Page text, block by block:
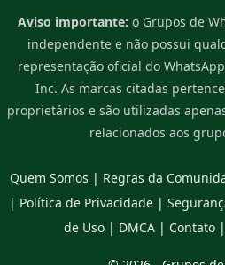
Aviso importante: o Grupos de
independente e não possui
representação oficial do
Inc. As marcas citadas
proprietários e são utilizadas
relacionados aos
Quem Somos | Regras da
| Política de Privacidade |
de Uso| DMCA| Contato|